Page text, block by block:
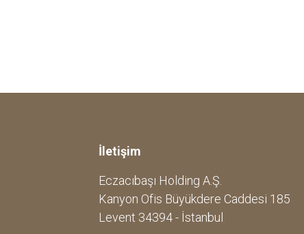
İletişim
Eczacıbaşı Holding A.Ş.
Kanyon Ofis Büyükdere Caddesi 185
Levent 34394 - İstanbul